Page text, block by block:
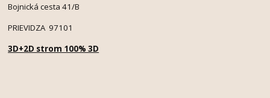
Bojnická cesta 41/B
PRIEVIDZA 97101
3D+2D strom 100% 3D